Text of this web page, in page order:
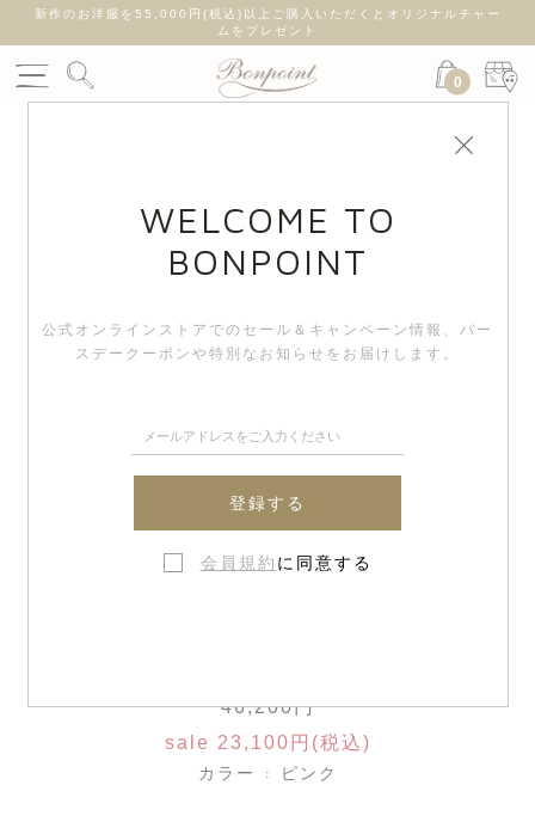
新作のお洋服を55,000円(税込)以上ご購入いただくとオリジナルチャー
ムをプレゼント
0
46,200円
sale 23,100円(税込)
カラー : ピンク
WELCOME TO
BONPOINT
公式オンラインストアでのセール＆キャンペーン情報、 バー
スデークーポンや特別なお知らせをお届けします。
登録する
会員規約 に同意する